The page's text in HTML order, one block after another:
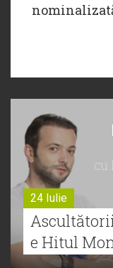
cu
24 Iulie
e Hitul